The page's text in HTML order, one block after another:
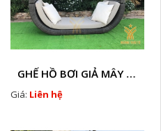
GHẾ HỒ BƠI GIẢ MÂY HTT - B57
Giá: Liên hệ